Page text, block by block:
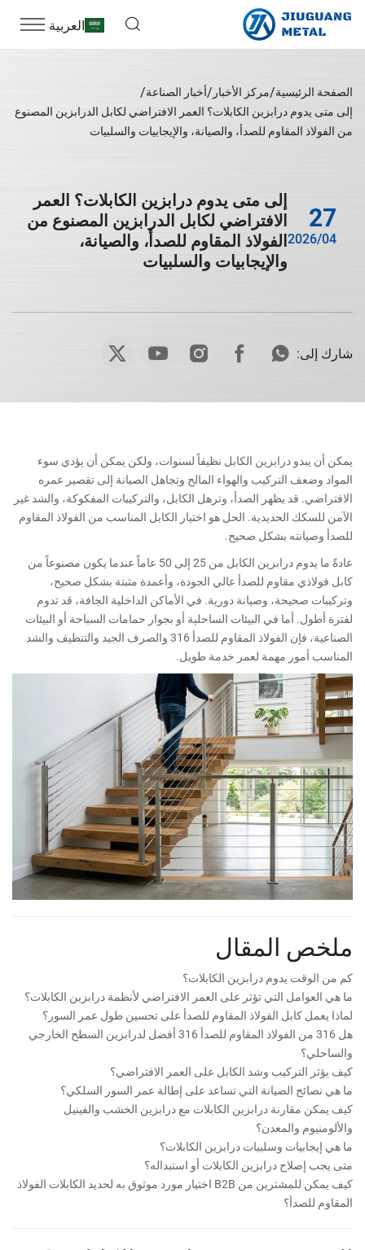
العربية
الصفحة الرئيسية مركز الأخبار
أخبار الصناعة
إلى متى يدوم درابزين الكابلات؟ العمر الافتراضي لكابل الدرابزين المصنوع
من الفولاذ المقاوم للصدأ، والصيانة، والإيجابيات والسلبيات
27
2026/04
إلى متى يدوم درابزين الكابلات؟ العمر
الافتراضي لكابل الدرابزين المصنوع من
الفولاذ المقاوم للصدأ، والصيانة،
والإيجابيات والسلبيات
شارك إلى:
يمكن أن يبدو درابزين الكابل نظيفاً لسنوات، ولكن يمكن أن يؤدي سوء
المواد وضعف التركيب والهواء المالح وتجاهل الصيانة إلى تقصير عمره
الافتراضي. قد يظهر الصدأ، وترهل الكابل، والتركيبات المفكوكة، والشد غير
الآمن للسكك الحديدية. الحل هو اختيار الكابل المناسب من الفولاذ المقاوم
للصدأ وصيانته بشكل صحيح.
عادةً ما يدوم درابزين الكابل من 25 إلى 50 عاماً عندما يكون مصنوعاً من
كابل فولاذي مقاوم للصدأ عالي الجودة، وأعمدة مثبتة بشكل صحيح،
وتركيبات صحيحة، وصيانة دورية. في الأماكن الداخلية الجافة، قد تدوم
لفترة أطول. أما في البيئات الساحلية أو بجوار حمامات السباحة أو البيئات
الصناعية، فإن الفولاذ المقاوم للصدأ 316 والصرف الجيد والتنظيف والشد
المناسب أمور مهمة لعمر خدمة طويل.
ملخص المقال
كم من الوقت يدوم درابزين الكابلات؟
ما هي العوامل التي تؤثر على العمر الافتراضي لأنظمة درابزين الكابلات؟
لماذا يعمل كابل الفولاذ المقاوم للصدأ على تحسين طول عمر السور؟
هل 316 من الفولاذ المقاوم للصدأ 316 أفضل لدرابزين السطح الخارجي
والساحلي؟
كيف يؤثر التركيب وشد الكابل على العمر الافتراضي؟
ما هي نصائح الصيانة التي تساعد على إطالة عمر السور السلكي؟
كيف يمكن مقارنة درابزين الكابلات مع درابزين الخشب والفينيل
والألومنيوم والمعدن؟
ما هي إيجابيات وسلبيات درابزين الكابلات؟
متى يجب إصلاح درابزين الكابلات أو استبداله؟
كيف يمكن للمشترين من B2B اختيار مورد موثوق به لحديد الكابلات الفولاذ
المقاوم للصدأ؟